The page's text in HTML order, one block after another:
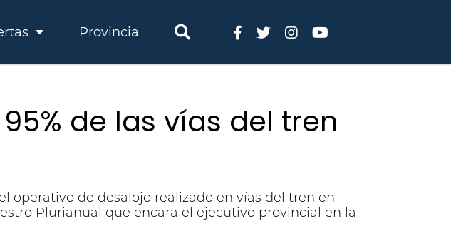
Provincia
de las vías del tren
operativo de desalojo realizado en vías del tren en
Plurianual que encara el ejecutivo provincial en la